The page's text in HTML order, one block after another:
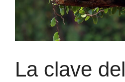
La clave del